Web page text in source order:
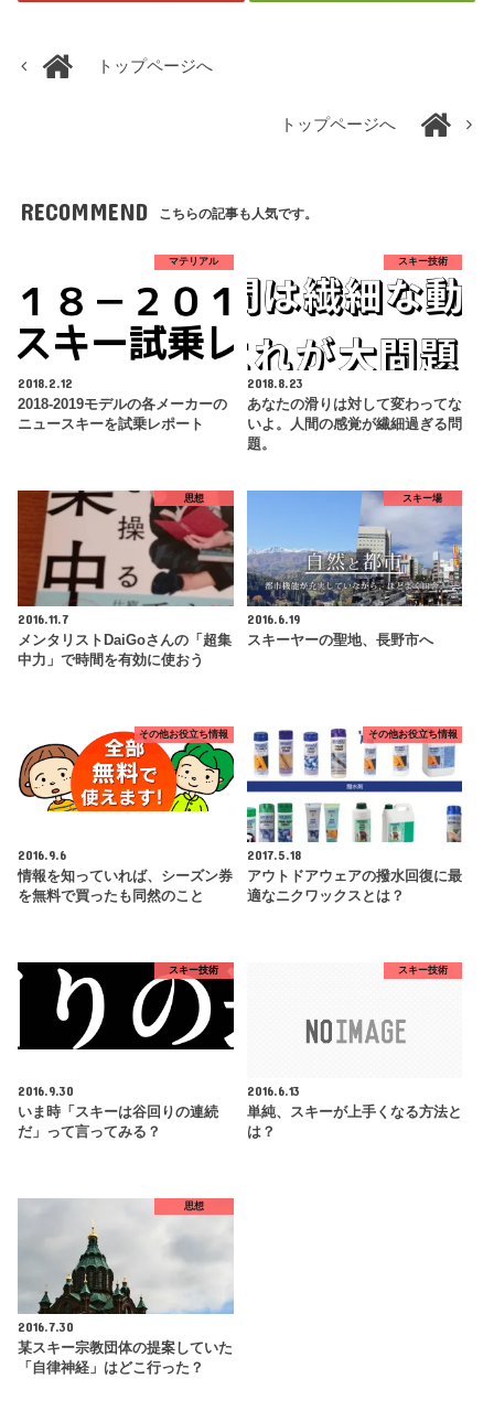
トップページへ
トップページへ
RECOMMEND こちらの記事も人気です。
マテリアル
2018.2.12
2018-2019モデルの各メーカーの
ニュースキーを試乗レポート
スキー技術
2018.8.23
あなたの滑りは対して変わってな
いよ。人間の感覚が繊細過ぎる問
題。
思想
2016.11.7
メンタリストDaiGoさんの「超集
中力」で時間を有効に使おう
スキー場
2016.6.19
スキーヤーの聖地、長野市へ
その他お役立ち情報
2016.9.6
情報を知っていれば、シーズン券
を無料で買ったも同然のこと
その他お役立ち情報
2017.5.18
アウトドアウェアの撥水回復に最
適なニクワックスとは？
スキー技術
2016.9.30
いま時「スキーは谷回りの連続
だ」って言ってみる？
スキー技術
2016.6.13
単純、スキーが上手くなる方法と
は？
思想
2016.7.30
某スキー宗教団体の提案していた
「自律神経」はどこ行った？